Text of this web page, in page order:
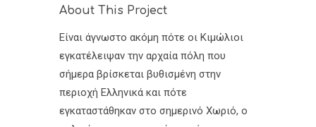
About This Project
Είναι άγνωστο ακόμη πότε οι Κιμώλιοι
εγκατέλειψαν την αρχαία πόλη που
σήμερα βρίσκεται βυθισμένη στην
περιοχή Ελληνικά και πότε
εγκαταστάθηκαν στο σημερινό Χωριό, ο